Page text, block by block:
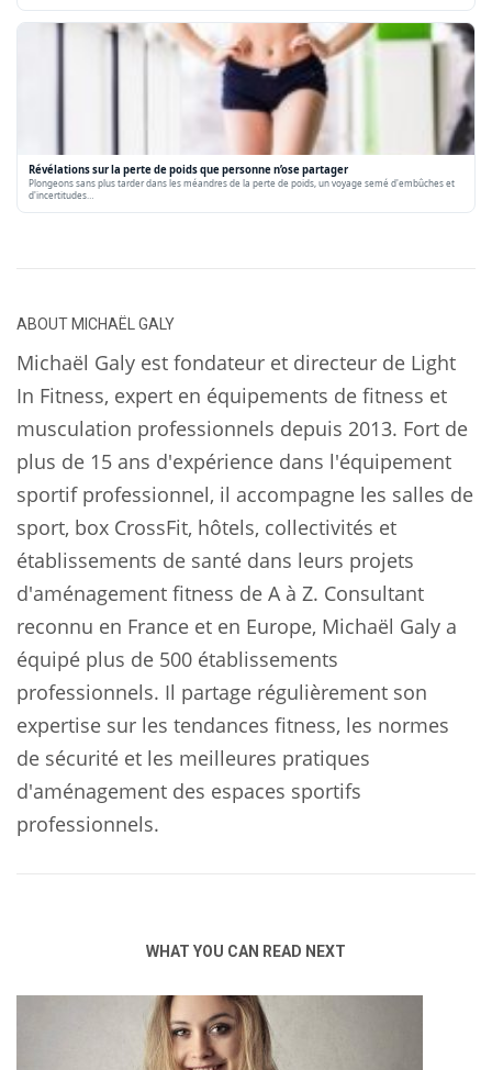
Révélations sur la perte de poids que personne n’ose partager
Plongeons sans plus tarder dans les méandres de la perte de poids, un voyage semé d'embûches et
d'incertitudes…
ABOUT MICHAËL GALY
Michaël Galy est fondateur et directeur de Light
In Fitness, expert en équipements de fitness et
musculation professionnels depuis 2013. Fort de
plus de 15 ans d'expérience dans l'équipement
sportif professionnel, il accompagne les salles de
sport, box CrossFit, hôtels, collectivités et
établissements de santé dans leurs projets
d'aménagement fitness de A à Z. Consultant
reconnu en France et en Europe, Michaël Galy a
équipé plus de 500 établissements
professionnels. Il partage régulièrement son
expertise sur les tendances fitness, les normes
de sécurité et les meilleures pratiques
d'aménagement des espaces sportifs
professionnels.
WHAT YOU CAN READ NEXT